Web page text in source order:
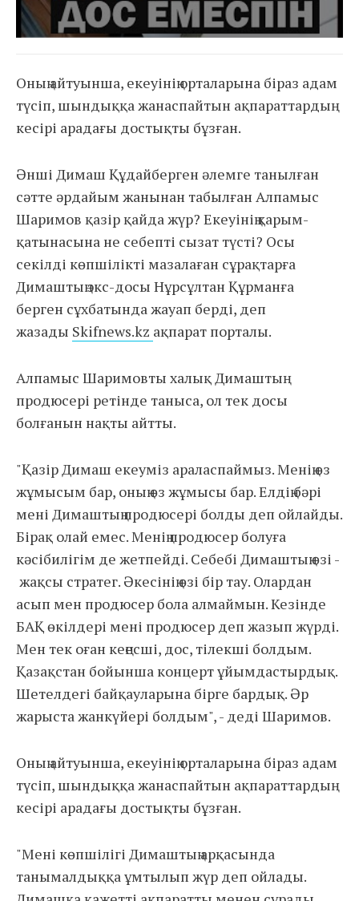
Оның айтуынша, екеуінің орталарына біраз адам
түсіп, шындыққа жанаспайтын ақпараттардың
кесірі арадағы достықты бұзған.
Әнші Димаш Құдайберген әлемге танылған
сәтте әрдайым жанынан табылған Алпамыс
Шаримов қазір қайда жүр? Екеуінің қарым-
қатынасына не себепті сызат түсті? Осы
секілді көпшілікті мазалаған сұрақтарға
Димаштың экс-досы Нұрсұлтан Құрманға
берген сұхбатында жауап берді, деп
жазады Skifnews.kz ақпарат порталы.
Алпамыс Шаримовты халық Димаштың
продюсері ретінде таныса, ол тек досы
болғанын нақты айтты.
"Қазір Димаш екеуміз араласпаймыз. Менің өз
жұмысым бар, оның өз жұмысы бар. Елдің бәрі
мені Димаштың продюсері болды деп ойлайды.
Бірақ олай емес. Менің продюсер болуға
кәсібилігім де жетпейді. Себебі Димаштың өзі -
жақсы стратег. Әкесінің өзі бір тау. Олардан
асып мен продюсер бола алмаймын. Кезінде
БАҚ өкілдері мені продюсер деп жазып жүрді.
Мен тек оған кеңесші, дос, тілекші болдым.
Қазақстан бойынша концерт ұйымдастырдық.
Шетелдегі байқауларына бірге бардық. Әр
жарыста жанкүйері болдым", - деді Шаримов.
Оның айтуынша, екеуінің орталарына біраз адам
түсіп, шындыққа жанаспайтын ақпараттардың
кесірі арадағы достықты бұзған.
"Мені көпшілігі Димаштың арқасында
танымалдыққа ұмтылып жүр деп ойлады.